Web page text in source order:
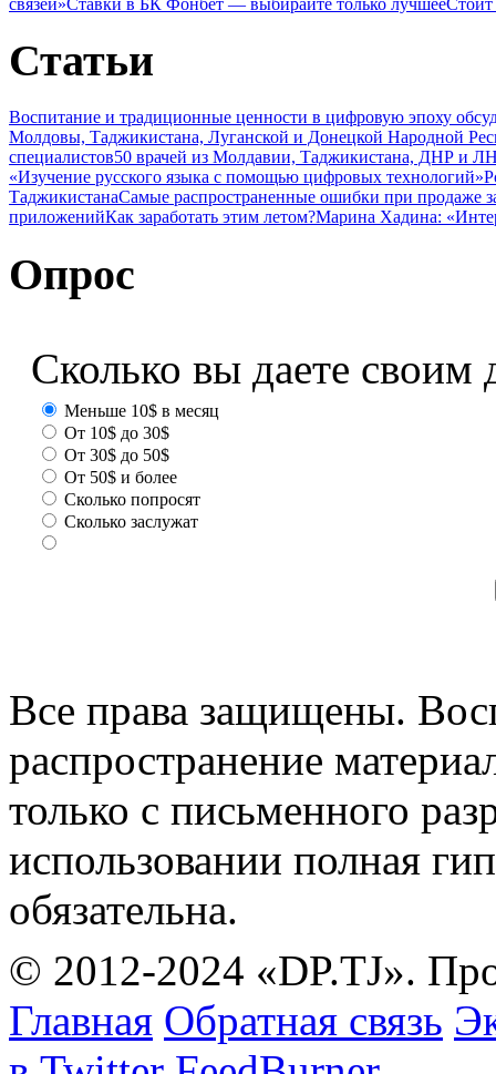
Статьи
Воспитание и традиционные ценности в цифровую эпоху
Молдовы, Таджикистана, Луганской и Донецкой Народной
специалистов50 врачей из Молдавии, Таджикистана, ДНР и
«Изучение русского языка с помощью цифровых технологий»
ТаджикистанаСамые распространенные ошибки при продаже
приложенийКак заработать этим летом?Марина Хадина:
Опрос
Сколько вы даете своим
Меньше 10$ в месяц
От 10$ до 30$
От 30$ до 50$
От 50$ и более
Сколько попросят
Сколько заслужат
Все права защищены.
распространение
только с письменного
использовании полная
обязательна.
© 2012-2024 «DP.TJ».
Главная Обратная связь